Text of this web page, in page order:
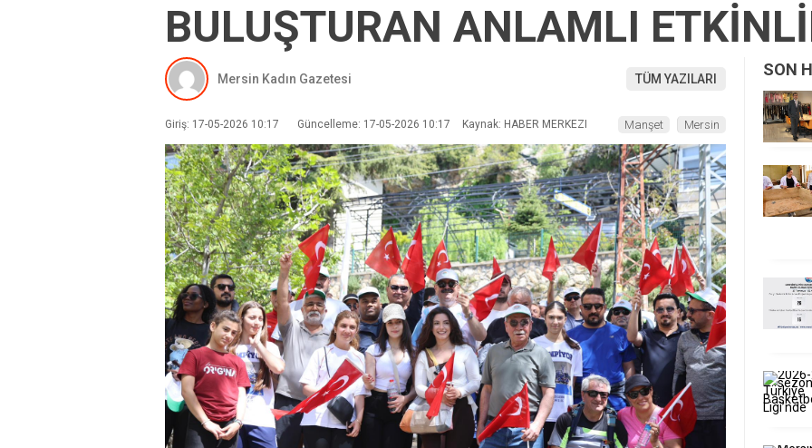
BULUŞTURAN ANLAMLI
Mersin Kadın Gazetesi TÜM YAZILARI
Giriş: 17-05-2026 10:17 Güncelleme: 17-05-2026 10:17 Kaynak: HABER MERKEZI Manşet Mersin
SON